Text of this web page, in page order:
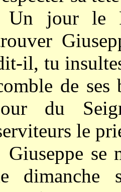
Un jour le
il, tu
de ses
du
le
Giuseppe se
dimanche